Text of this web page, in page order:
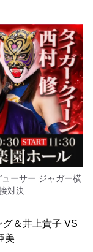
ューサー ジャガー横
対決
＆井上貴子 VS
美